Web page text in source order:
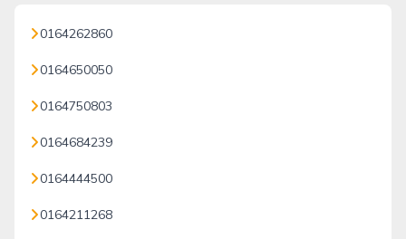
0164262860
0164650050
0164750803
0164684239
0164444500
0164211268